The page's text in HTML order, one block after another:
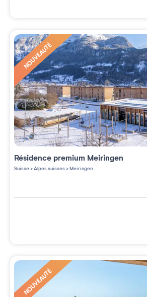
NOUVEAUTÉ
Résidence premium Meiringen
Suisse>Alpes suisses>Meiringen
NOUVEAUTÉ